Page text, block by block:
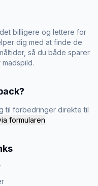
billigere og lettere for
dig med at finde de
så du både sparer
til forbedringer direkte til
formularen